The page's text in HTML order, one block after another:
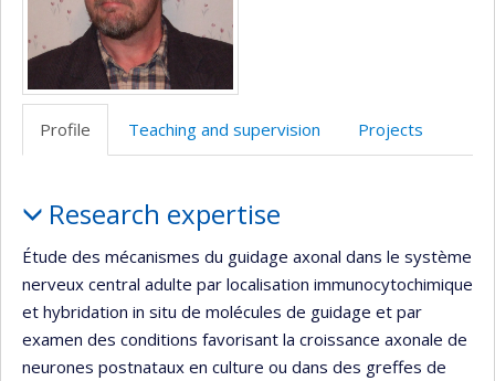
Profile Teaching and supervision Projects
Research expertise
Étude des mécanismes du guidage axonal dans le système
nerveux central adulte par localisation immunocytochimique
et hybridation in situ de molécules de guidage et par
examen des conditions favorisant la croissance axonale de
neurones postnataux en culture ou dans des greffes de